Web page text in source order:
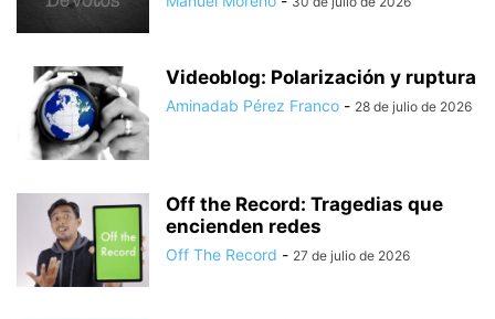
Videoblog: Polarización y ruptura
Aminadab Pérez Franco - 28 de julio de 2026
Off the Record: Tragedias que
encienden redes
Off The Record - 27 de julio de 2026